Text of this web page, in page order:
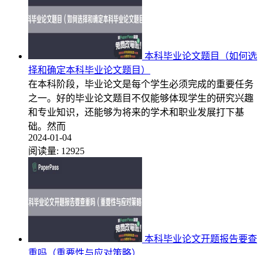
本科毕业论文题目（如何选
择和确定本科毕业论文题目）
在本科阶段，毕业论文是每个学生必须完成的重要任务
之一。好的毕业论文题目不仅能够体现学生的研究兴趣
和专业知识，还能够为将来的学术和职业发展打下基
础。然而
2024-01-04
阅读量: 12925
本科毕业论文开题报告要查
重吗（重要性与应对策略）